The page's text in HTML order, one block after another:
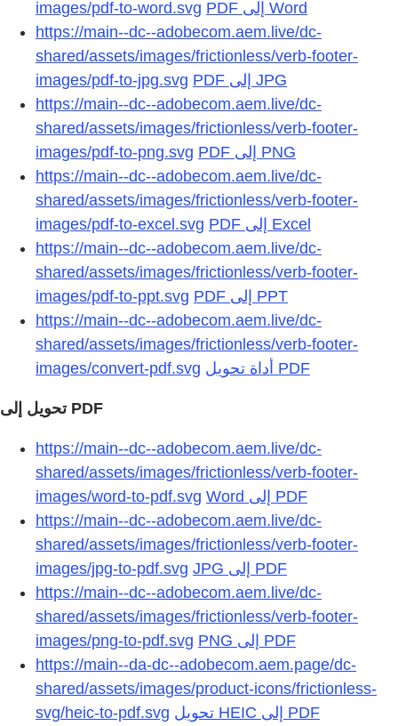
images/pdf-to-word.svg
https://main--dc--adobecom.aem.live/dc-
shared/assets/images/frictionless/verb-footer-
images/pdf-to-jpg.svg
https://main--dc--adobecom.aem.live/dc-
shared/assets/images/frictionless/verb-footer-
images/pdf-to-png.svg
https://main--dc--adobecom.aem.live/dc-
shared/assets/images/frictionless/verb-footer-
images/pdf-to-excel.svg
https://main--dc--adobecom.aem.live/dc-
shared/assets/images/frictionless/verb-footer-
images/pdf-to-ppt.svg
https://main--dc--adobecom.aem.live/dc-
shared/assets/images/frictionless/verb-footer-
images/convert-pdf.svg
https://main--dc--adobecom.aem.live/dc-
shared/assets/images/frictionless/verb-footer-
images/word-to-pdf.svg
https://main--dc--adobecom.aem.live/dc-
shared/assets/images/frictionless/verb-footer-
images/jpg-to-pdf.svg
https://main--dc--adobecom.aem.live/dc-
shared/assets/images/frictionless/verb-footer-
images/png-to-pdf.svg
https://main--da-dc--adobecom.aem.page/dc-
shared/assets/images/product-icons/frictionless-
svg/heic-to-pdf.svg
تحويل HEIC إلى PDF